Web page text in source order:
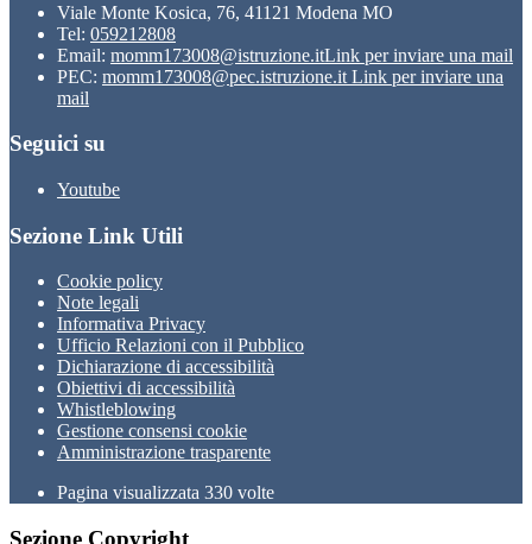
Viale Monte Kosica, 76, 41121 Modena MO
Tel: 059212808
Email: momm173008@istruzione.itLink per inviare una mail
PEC: momm173008@pec.istruzione.it Link per inviare una
mail
Seguici su
Youtube
Sezione Link Utili
Cookie policy
Note legali
Informativa Privacy
Ufficio Relazioni con il Pubblico
Dichiarazione di accessibilità
Obiettivi di accessibilità
Whistleblowing
Gestione consensi cookie
Amministrazione trasparente
Pagina visualizzata 330 volte
Sezione Copyright